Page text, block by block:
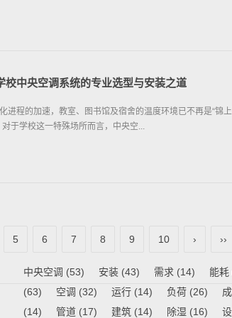
校中央空调系统的专业选型与安装之道
进程的加速，教室、图书馆及宿舍的温度环境已不再是“锦
于学校这一特殊场所而言，中央空...
5 6 7 8 9 10 › ››
中央空调 (53) 安装 (43) 需求 (14) 能耗
(63)
空调 (32) 运行 (14) 负荷 (26)
(14)
管道 (17) 建筑 (14) 除湿 (16)